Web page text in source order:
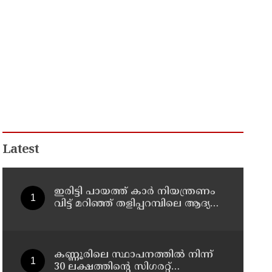
Latest
ഇരിട്ടി പായത്ത് കാർ നിയന്ത്രണം
വിട്ട് മറിഞ്ഞ് തളിപ്പറമ്പിലെ ആദ്യ
കണ്ണൂരിലെ സ്ഥാപനത്തിൽ നിന്ന്
30 ലക്ഷത്തിന്റെ സിഗരറ്റ്